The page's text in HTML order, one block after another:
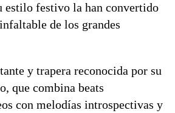
estilo festivo la han convertido
de los grandes
y trapera reconocida por su
que combina beats
con melodías introspectivas y